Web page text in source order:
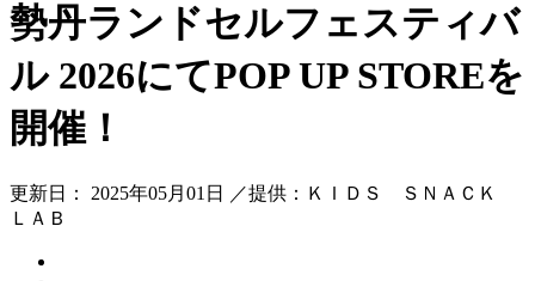
勢丹ランドセルフェスティバ
ル 2026にてPOP UP STOREを
開催！
更新日： 2025年05月01日 ／提供：ＫＩＤＳ ＳＮＡＣＫ
ＬＡＢ